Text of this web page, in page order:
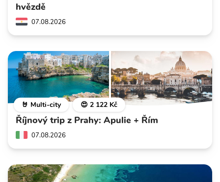
hvězdě
07.08.2026
🤘 Multi-city 😍 2 122 Kč
Říjnový trip z Prahy: Apulie + Řím
07.08.2026